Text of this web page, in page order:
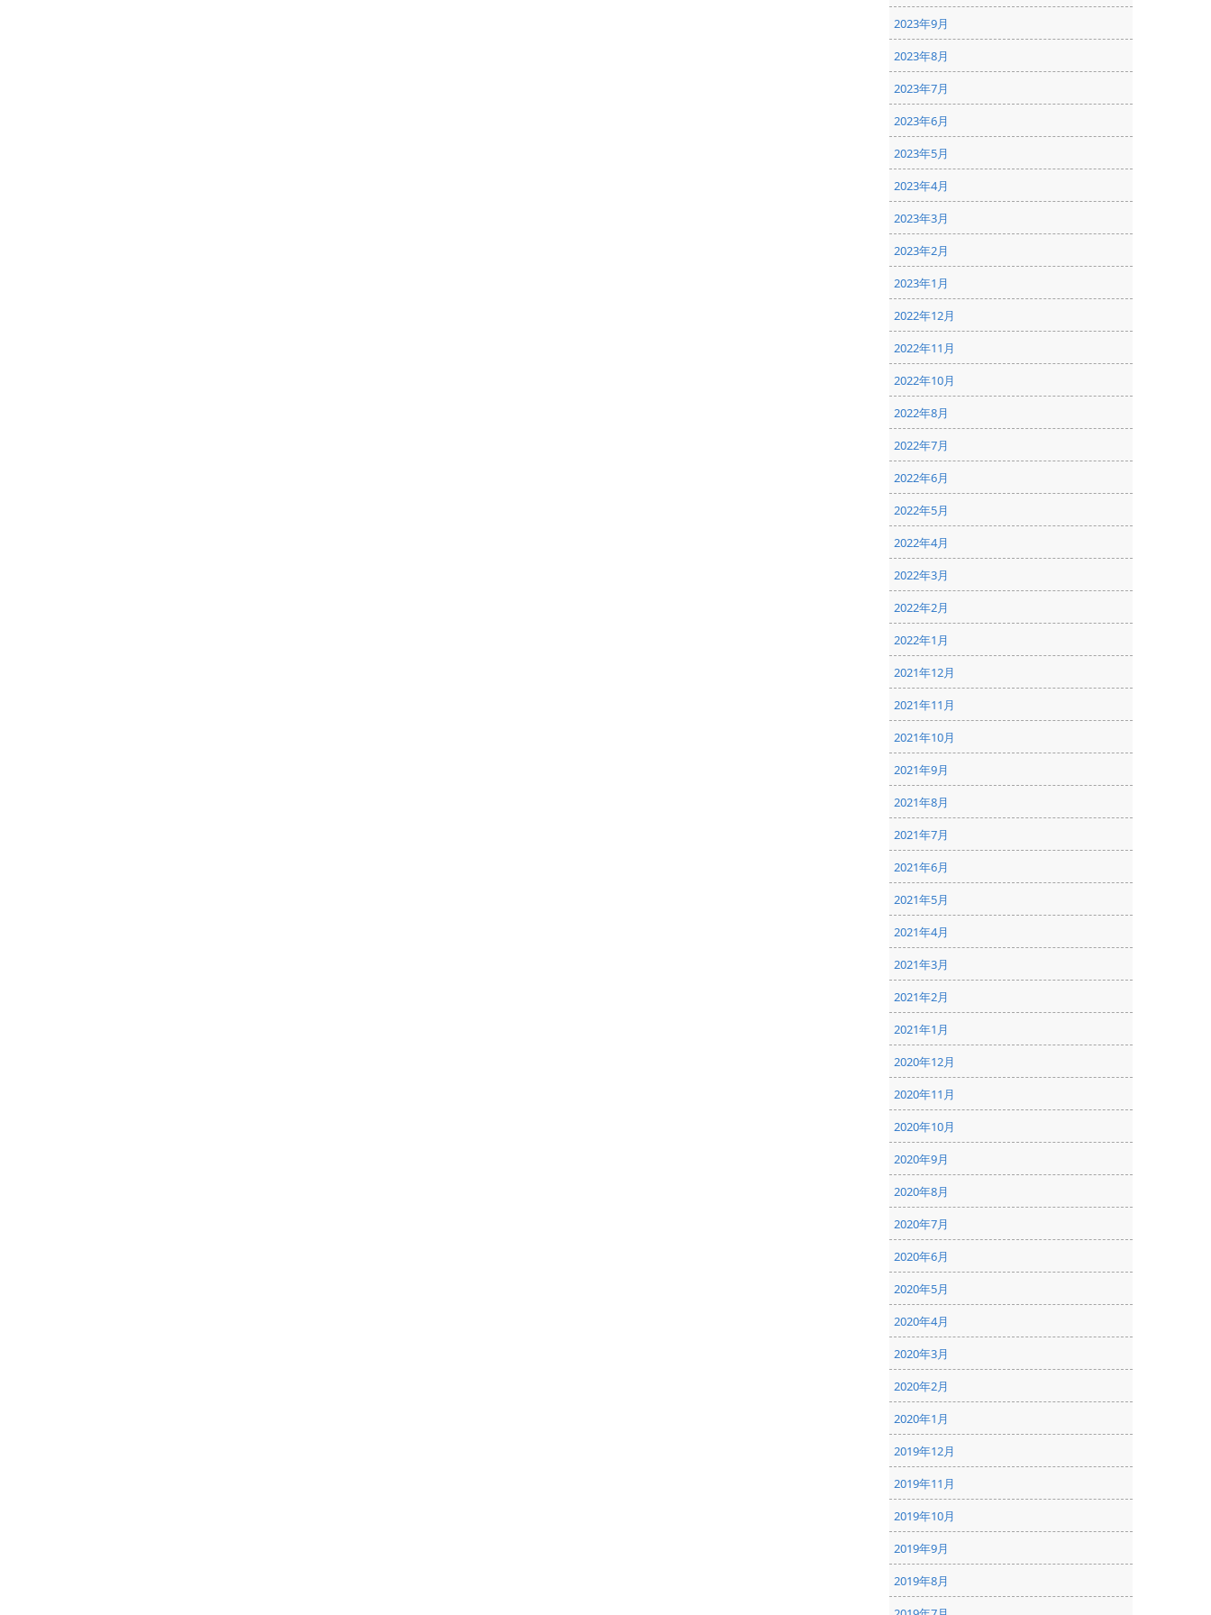
2023年9月
2023年8月
2023年7月
2023年6月
2023年5月
2023年4月
2023年3月
2023年2月
2023年1月
2022年12月
2022年11月
2022年10月
2022年8月
2022年7月
2022年6月
2022年5月
2022年4月
2022年3月
2022年2月
2022年1月
2021年12月
2021年11月
2021年10月
2021年9月
2021年8月
2021年7月
2021年6月
2021年5月
2021年4月
2021年3月
2021年2月
2021年1月
2020年12月
2020年11月
2020年10月
2020年9月
2020年8月
2020年7月
2020年6月
2020年5月
2020年4月
2020年3月
2020年2月
2020年1月
2019年12月
2019年11月
2019年10月
2019年9月
2019年8月